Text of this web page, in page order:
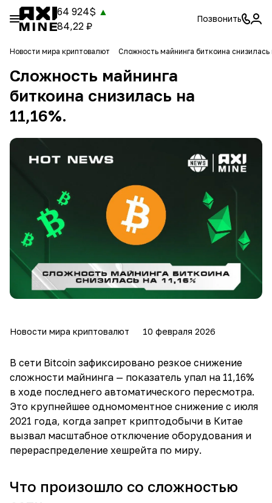
64 924$ ▲
84,22 ₽
Позвонить
Новости мира криптовалют Сложность майнинга биткоина снизилась
Сложность майнинга
биткоина снизилась на
11,16%.
Новости мира криптовалют 10 февраля 2026
В сети Bitcoin зафиксировано резкое снижение
сложности майнинга — показатель упал на 11,16%
в ходе последнего автоматического пересмотра.
Это крупнейшее одномоментное снижение с июля
2021 года, когда запрет криптодобычи в Китае
вызвал масштабное отключение оборудования и
перераспределение хешрейта по миру.
Что произошло со сложностью